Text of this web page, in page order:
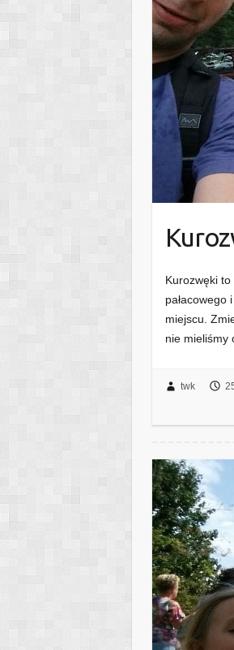
Kurozwęki
pałacowego
miejscu.
nie mieliśmy
twk